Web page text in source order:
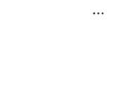
意見をありがとうござ
坂となっており、徒
摘いただいた点は、今
考にさせていただき
いただけますと幸い